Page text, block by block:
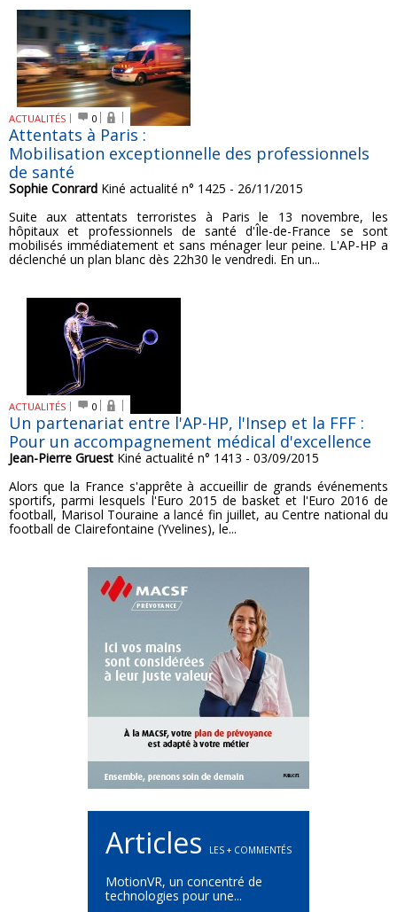
ACTUALITÉS 0
Attentats à Paris :
Mobilisation exceptionnelle des professionnels
de santé
Sophie Conrard Kiné actualité n° 1425 - 26/11/2015
Suite aux attentats terroristes à Paris le 13 novembre, les
hôpitaux et professionnels de santé d'Île-de-France se sont
mobilisés immédiatement et sans ménager leur peine. L'AP-HP a
déclenché un plan blanc dès 22h30 le vendredi. En un...
ACTUALITÉS 0
Un partenariat entre l'AP-HP, l'Insep et la FFF :
Pour un accompagnement médical d'excellence
Jean-Pierre Gruest Kiné actualité n° 1413 - 03/09/2015
Alors que la France s'apprête à accueillir de grands événements
sportifs, parmi lesquels l'Euro 2015 de basket et l'Euro 2016 de
football, Marisol Touraine a lancé fin juillet, au Centre national du
football de Clairefontaine (Yvelines), le...
Articles LES + COMMENTÉS
MotionVR, un concentré de
technologies pour une...